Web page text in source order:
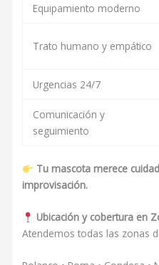
Equipamiento moderno
Trato humano y empático
Urgencias 24/7
Comunicación y
seguimiento
Tu mascota merece
improvisación.
Ubicación y cobertura en
Atendemos todas las zonas